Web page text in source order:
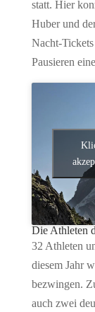
statt. Hier
Huber und
Nacht-
Pausieren
Die Athleten
32 Athleten
diesem Jahr
bezwingen.
auch zwei